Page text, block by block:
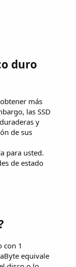
duro
más
las SSD
y
de sus
para usted.
de estado
con 1
equivale